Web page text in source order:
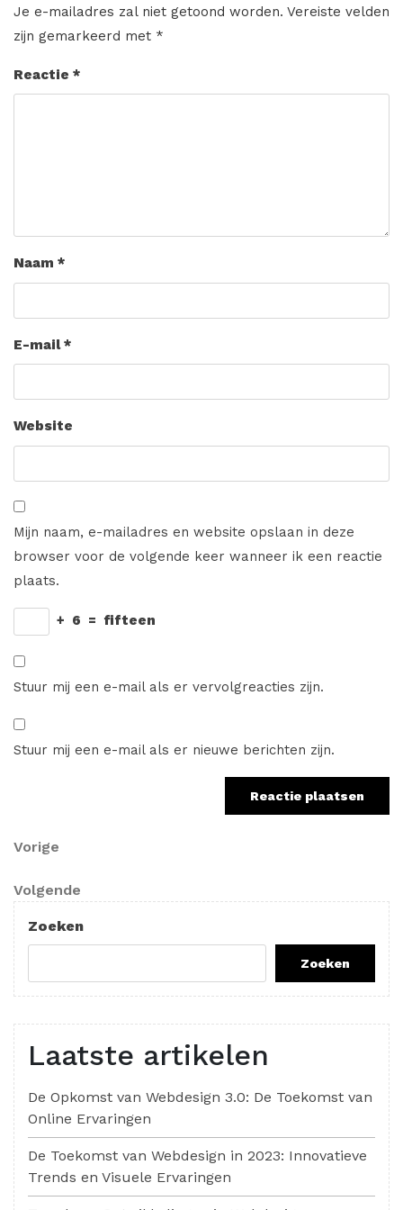
Je e-mailadres zal niet getoond worden. Vereiste velden
zijn gemarkeerd met *
Reactie *
Naam *
E-mail*
Website
Mijn naam, e-mailadres en website opslaan in deze
browser voor de volgende keer wanneer ik een reactie
plaats.
+ 6 = fifteen
Stuur mij een e-mail als er vervolgreacties zijn.
Stuur mij een e-mail als er nieuwe berichten zijn.
Berichtnavigatie
Vorig
Vorige
Volgend
bericht
Volgende
Zoeken
Zoeken
Laatste artikelen
De Opkomst van Webdesign 3.0: De Toekomst van
Online Ervaringen
De Toekomst van Webdesign in 2023: Innovatieve
Trends en Visuele Ervaringen